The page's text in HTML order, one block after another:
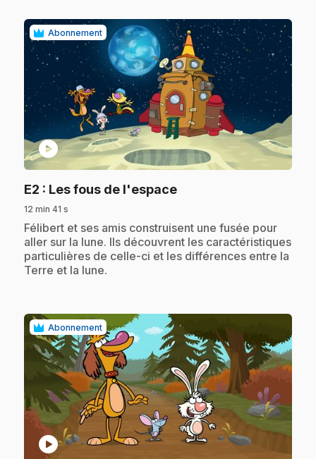
Abonnement
play_circle
E2 : Les fous de l'espace.
12 min 41 s
.Félibert et ses amis construisent une fusée pour
aller sur la lune. Ils découvrent les caractéristiques
particulières de celle-ci et les différences entre la
Terre et la lune.
Abonnement
play_circle